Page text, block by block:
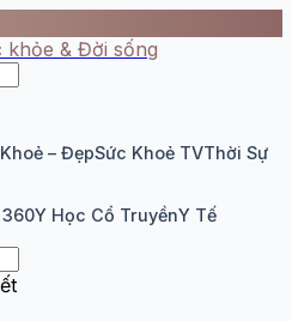
khỏe & Đời sống
Khoẻ – ĐẹpSức Khoẻ TVThời Sự
Y Học Cổ TruyềnY Tế